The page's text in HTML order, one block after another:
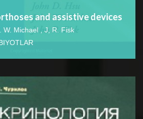
and assistive devices
W. Michael , J, R. Fisk
resource for
rehabilitation physicians, physical